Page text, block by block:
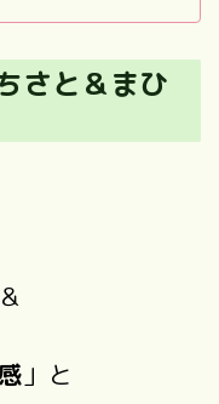
さと＆まひ
＆
」と